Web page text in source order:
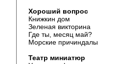
Хороший вопрос
Книжкин дом
Зеленая викторина
Где ты, месяц май?
Морские причиндалы
Театр миниатюр